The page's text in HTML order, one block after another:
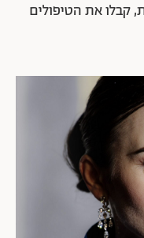
קבלו את הטיפולים